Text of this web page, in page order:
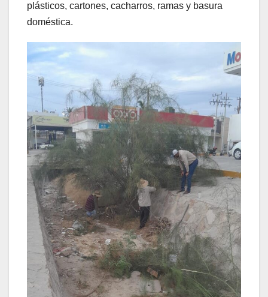
plásticos, cartones, cacharros, ramas y basura
doméstica.